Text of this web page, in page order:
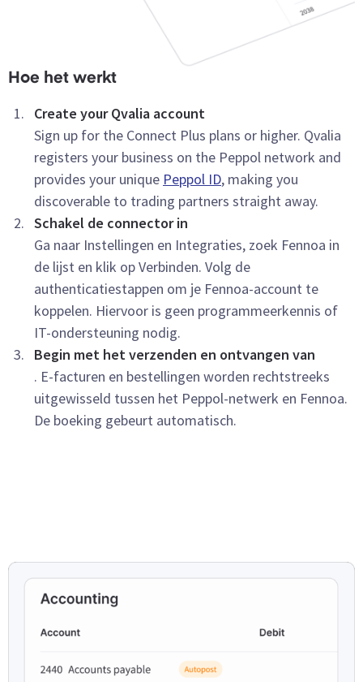
Hoe het werkt
Create your Qvalia account
Sign up for the Connect Plus plans or higher. Qvalia
registers your business on the Peppol network and
provides your unique Peppol ID, making you
discoverable to trading partners straight away.
Schakel de connector in
Ga naar Instellingen en Integraties, zoek Fennoa in
de lijst en klik op Verbinden. Volg de
authenticatiestappen om je Fennoa-account te
koppelen. Hiervoor is geen programmeerkennis of
IT-ondersteuning nodig.
Begin met het verzenden en ontvangen van
. E-facturen en bestellingen worden rechtstreeks
uitgewisseld tussen het Peppol-netwerk en Fennoa.
De boeking gebeurt automatisch.